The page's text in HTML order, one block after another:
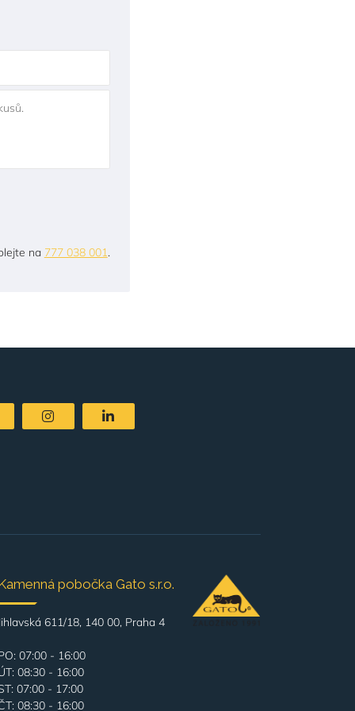
na 777 038 001.
pobočka Gato s.r.o.
611/18, 140 00, Praha 4
07:00 - 16:00
08:30 - 16:00
07:00 - 17:00
08:30 - 16:00